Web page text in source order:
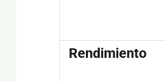
Rendimiento